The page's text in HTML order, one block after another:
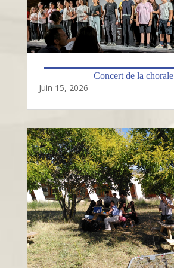
Concert de la chorale
Juin 15, 2026